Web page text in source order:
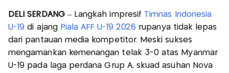
DELI SERDANG– Langkah impresif Timnas Indonesia
U-19 di ajang Piala AFF U-19 2026 rupanya tidak lepas
dari pantauan media kompetitor. Meski sukses
mengamankan kemenangan telak 3-0 atas Myanmar
U-19 pada laga perdana Grup A, skuad asuhan Nova